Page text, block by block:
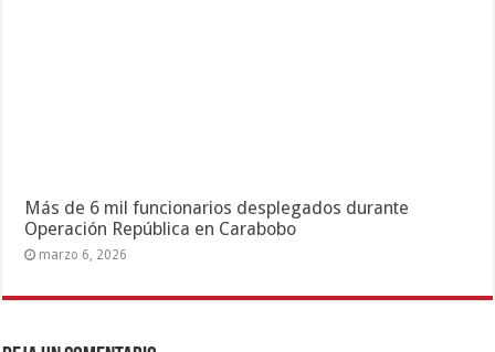
Más de 6 mil funcionarios desplegados durante
Operación República en Carabobo
marzo 6, 2026